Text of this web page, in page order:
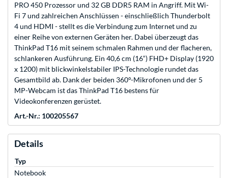
PRO 450 Prozessor und 32 GB DDR5 RAM in Angriff. Mit Wi-
Fi 7 und zahlreichen Anschlüssen - einschließlich Thunderbolt
4 und HDMI - stellt es die Verbindung zum Internet und zu
einer Reihe von externen Geräten her. Dabei überzeugt das
ThinkPad T16 mit seinem schmalen Rahmen und der flacheren,
schlankeren Ausführung. Ein 40,6 cm (16“) FHD+ Display (1920
x 1200) mit blickwinkelstabiler IPS-Technologie rundet das
Gesamtbild ab. Dank der beiden 360°-Mikrofonen und der 5
MP-Webcam ist das ThinkPad T16 bestens für
Videokonferenzen gerüstet.
Art.-Nr.: 100205567
Details
Typ
Notebook